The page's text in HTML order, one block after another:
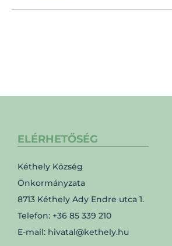
ELÉRHETŐSÉG
Kéthely Község
Önkormányzata
8713 Kéthely Ady Endre utca 1.
Telefon: +36 85 339 210
E-mail: hivatal@kethely.hu